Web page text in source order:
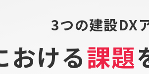
3つの建設DX
おける課題